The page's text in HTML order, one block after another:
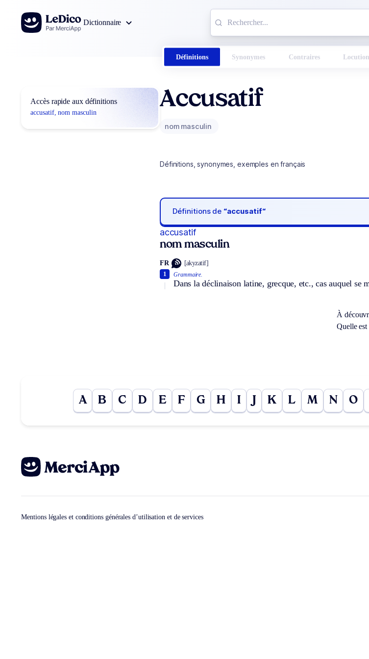
Aller au contenu
Dictionnaire
Définitions Synonymes Contraires
Accès rapide aux définitions
accusatif, nom masculin
Accusatif
nom masculin
Définitions, synonymes, exemples en français
Définitions de “accusatif“
accusatif
nom masculin
FR [akyzatif]
Grammaire.
Dans la déclinaison latine, grecque, etc., cas auquel se
1
À
Quelle
A B C D E F G H I K L M N O
Mentions légales et conditions générales d’utilisation et de services